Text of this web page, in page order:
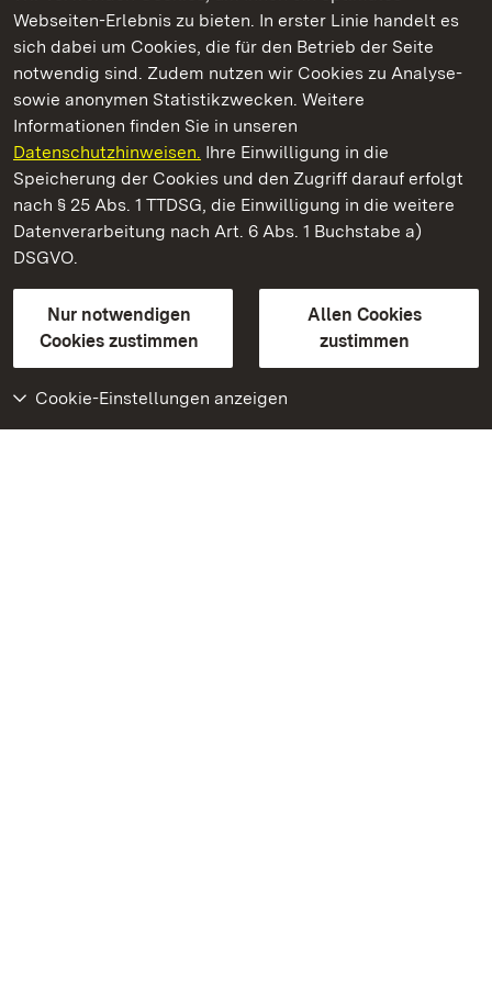
Webseiten-Erlebnis zu bieten. In erster Linie handelt es
sich dabei um Cookies, die für den Betrieb der Seite
notwendig sind. Zudem nutzen wir Cookies zu Analyse-
sowie anonymen Statistikzwecken. Weitere
Informationen finden Sie in unseren
Datenschutzhinweisen. Ihre Einwilligung in die
Speicherung der Cookies und den Zugriff darauf erfolgt
nach § 25 Abs. 1 TTDSG, die Einwilligung in die weitere
Datenverarbeitung nach Art. 6 Abs. 1 Buchstabe a)
DSGVO.
Nur notwendigen
Cookies zustimmen
Allen Cookies
zustimmen
Cookie-Einstellungen anzeigen
Kommen. Staunen. Genießen.
Fürstenhäusle Meersburg
Staatliche Schlösser und Gärten Baden-Württemberg
Kontakt
GebärdenspracheLeichte Sprache
Erklärung zur Barrierefreiheit
BITV-konform (geprüfte Seiten)
Weiteres